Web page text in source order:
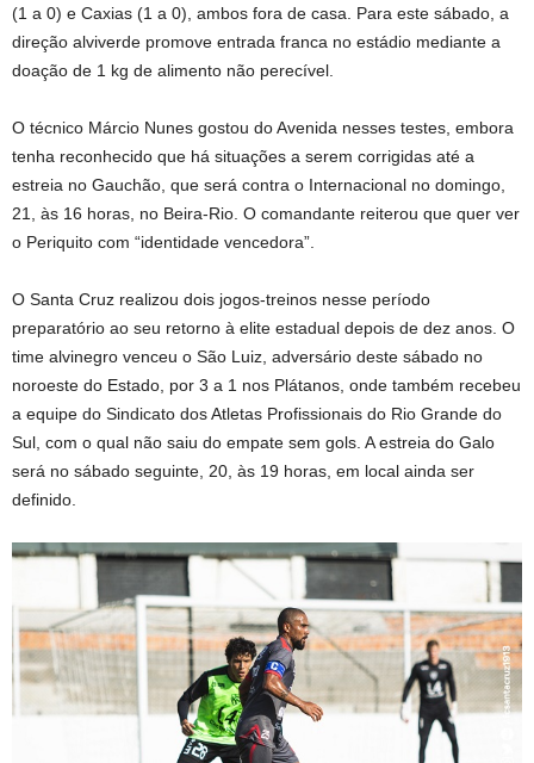
(1 a 0) e Caxias (1 a 0), ambos fora de casa. Para este sábado, a
direção alviverde promove entrada franca no estádio mediante a
doação de 1 kg de alimento não perecível.
O técnico Márcio Nunes gostou do Avenida nesses testes, embora
tenha reconhecido que há situações a serem corrigidas até a
estreia no Gauchão, que será contra o Internacional no domingo,
21, às 16 horas, no Beira-Rio. O comandante reiterou que quer ver
o Periquito com “identidade vencedora”.
O Santa Cruz realizou dois jogos-treinos nesse período
preparatório ao seu retorno à elite estadual depois de dez anos. O
time alvinegro venceu o São Luiz, adversário deste sábado no
noroeste do Estado, por 3 a 1 nos Plátanos, onde também recebeu
a equipe do Sindicato dos Atletas Profissionais do Rio Grande do
Sul, com o qual não saiu do empate sem gols. A estreia do Galo
será no sábado seguinte, 20, às 19 horas, em local ainda ser
definido.